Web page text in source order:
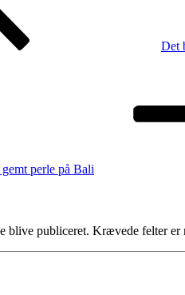
Det
perle på Bali
blive publiceret. Krævede felter er